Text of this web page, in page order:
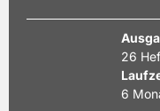
Oder beziehen DER
SPIEGEL digital
- noch vor Erscheinen
26
6